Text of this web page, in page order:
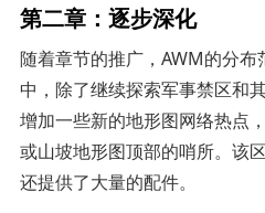
第二章：逐步深化
随着章节的推广，AWM的分
中，除了继续探索军事禁区和
增加一些新的地形图网络热点
或山坡地形图顶部的哨所。该
还提供了大量的配件。